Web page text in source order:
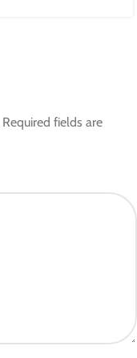
Required fields are